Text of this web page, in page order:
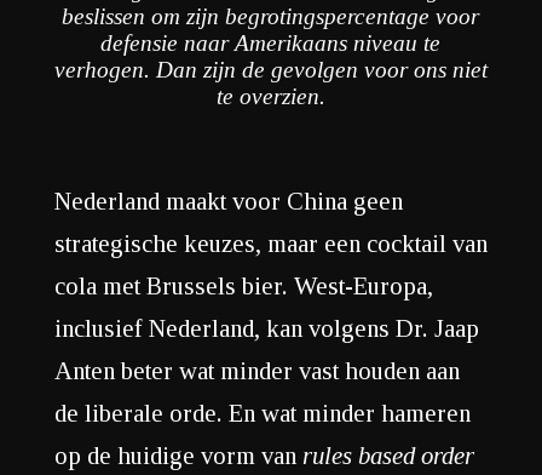
beslissen om zijn begrotingspercentage voor
defensie naar Amerikaans niveau te
verhogen. Dan zijn de gevolgen voor ons niet
te overzien.
Nederland maakt voor China geen
strategische keuzes, maar een cocktail van
cola met Brussels bier. West-Europa,
inclusief Nederland, kan volgens Dr. Jaap
Anten beter wat minder vast houden aan
de liberale orde. En wat minder hameren
op de huidige vorm van rules based order